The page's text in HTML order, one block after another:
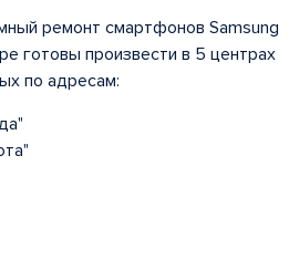
ремонт смартфонов Samsung
готовы произвести в 5 центрах
по адресам: